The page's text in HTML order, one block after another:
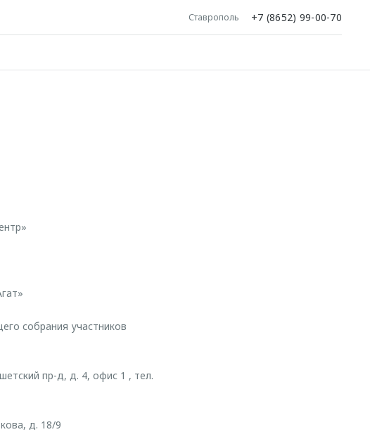
Ставрополь +7 (8652) 99-00-70
собрания участников
пр-д, д. 4, офис 1 , тел.
д. 18/9